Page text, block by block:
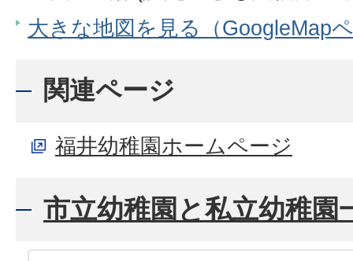
大きな地図を見る（GoogleMap
関連ページ
福井幼稚園ホームページ
市立幼稚園と私立幼稚園